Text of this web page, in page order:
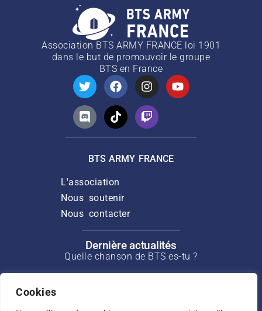
Cookies
Association BTS ARMY FRANCE loi 1901
dans le but de promouvoir le groupe
BTS en France
BTS ARMY FRANCE
L'association
Nous soutenir
Nous contacter
Dernière actualités
Quelle chanson de BTS es-tu ?